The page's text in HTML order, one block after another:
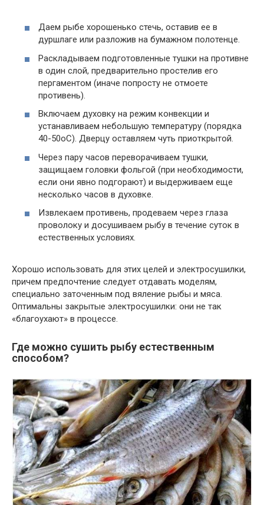
Даем рыбе хорошенько стечь, оставив ее в
дуршлаге или разложив на бумажном полотенце.
Раскладываем подготовленные тушки на противне
в один слой, предварительно простелив его
пергаментом (иначе попросту не отмоете
противень).
Включаем духовку на режим конвекции и
устанавливаем небольшую температуру (порядка
40-50оС). Дверцу оставляем чуть приоткрытой.
Через пару часов переворачиваем тушки,
защищаем головки фольгой (при необходимости,
если они явно подгорают) и выдерживаем еще
несколько часов в духовке.
Извлекаем противень, продеваем через глаза
проволоку и досушиваем рыбу в течение суток в
естественных условиях.
Хорошо использовать для этих целей и электросушилки,
причем предпочтение следует отдавать моделям,
специально заточенным под вяление рыбы и мяса.
Оптимальны закрытые электросушилки: они не так
«благоухают» в процессе.
Где можно сушить рыбу естественным
способом?